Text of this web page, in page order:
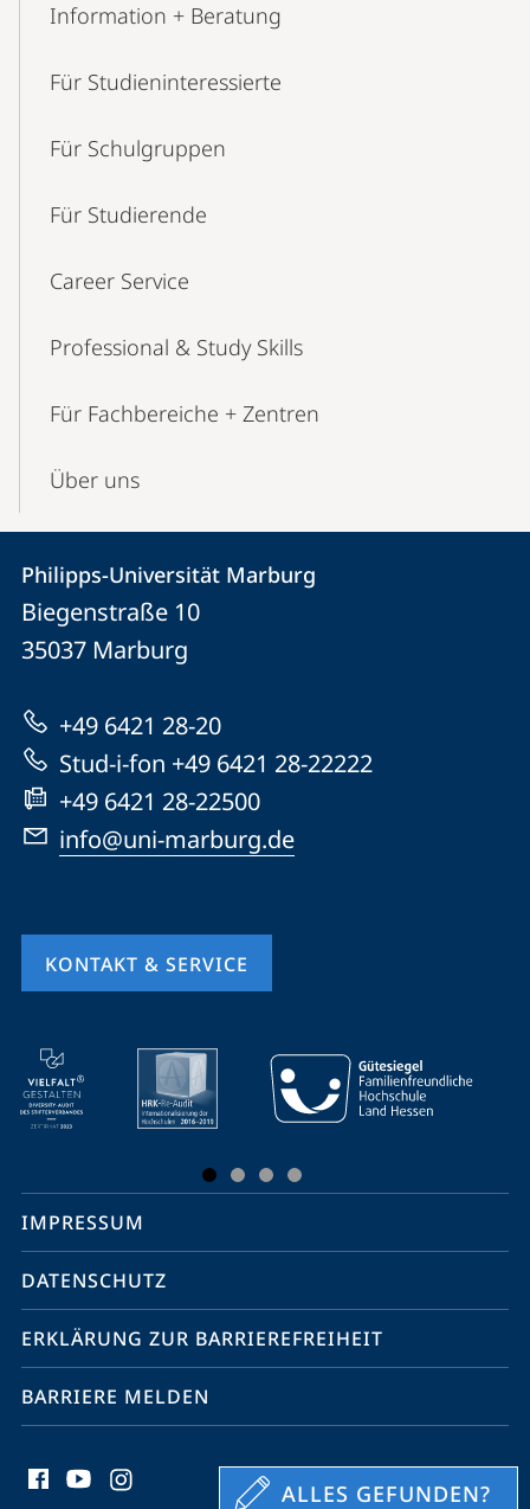
ALLES GEFUNDEN?
Information + Beratung
Für Studien­interessierte
Für Schulgruppen
Für Studierende
Career Service
Professional & Study Skills
Für Fachbereiche + Zentren
Über uns
Kontakt
und
Informationen
zur
Website
Kontaktinformationen
Philipps-
Universität
Philipps-Universität Marburg
Biegenstraße 10
35037 Marburg
+49 6421 28-20
Stud-i-fon +49 6421 28-22222
+49 6421 28-22500
info@uni-marburg.de
KONTAKT & SERVICE
Mobile-
Service-
Navigation
Social
Media
Kontakte
IMPRESSUM
DATENSCHUTZ
ERKLÄRUNG ZUR BARRIEREFREIHEIT
BARRIERE MELDEN